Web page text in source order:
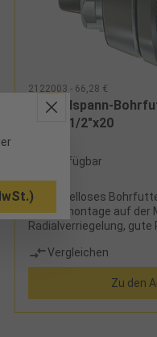
2122003 - 66,28 €
Schnellspann-
13mm 1/2"x20
6 verfügbar
schlüsselloses
und Demontage auf der
Radialverriegelung,
(Gewinde M5 oder M6),
Vergleichen
Zu den